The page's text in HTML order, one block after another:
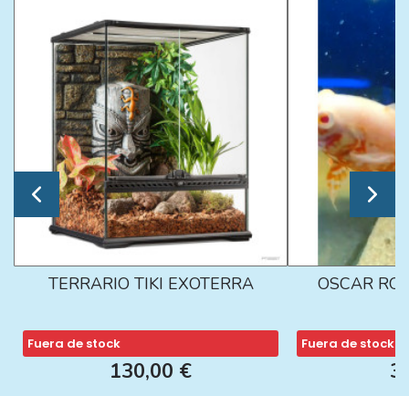
TERRARIO TIKI EXOTERRA
Fuera de stock
130,00 €
OSCAR
Fuera de stock